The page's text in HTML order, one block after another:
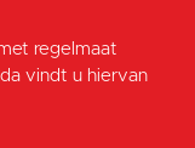
regelmaat
vindt u hiervan